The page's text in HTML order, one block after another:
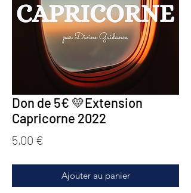
Don de 5€ 💛Extension
Capricorne 2022
5,00 €
Ajouter au panier